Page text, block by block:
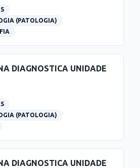
(PATOLOGIA)
DIAGNOSTICA UNIDADE
(PATOLOGIA)
DIAGNOSTICA UNIDADE